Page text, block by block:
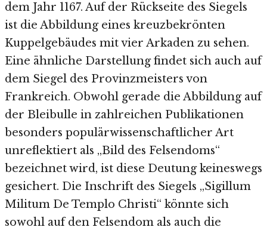
dem Jahr 1167. Auf der Rückseite des Siegels
ist die Abbildung eines kreuzbekrönten
Kuppelgebäudes mit vier Arkaden zu sehen.
Eine ähnliche Darstellung findet sich auch auf
dem Siegel des Provinzmeisters von
Frankreich. Obwohl gerade die Abbildung auf
der Bleibulle in zahlreichen Publikationen
besonders populärwissenschaftlicher Art
unreflektiert als „Bild des Felsendoms“
bezeichnet wird, ist diese Deutung keineswegs
gesichert. Die Inschrift des Siegels „Sigillum
Militum De Templo Christi“ könnte sich
sowohl auf den Felsendom als auch die